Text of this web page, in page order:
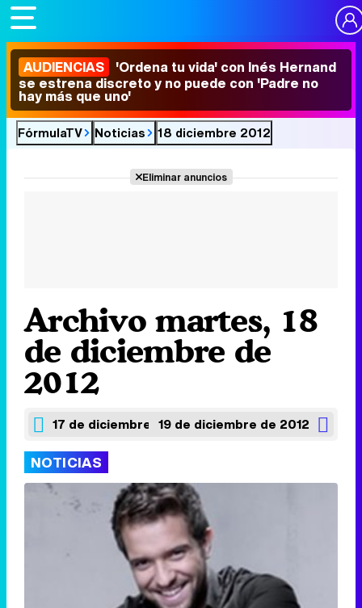
AUDIENCIAS 'Ordena tu vida' con Inés Hernand
se estrena discreto y no puede con 'Padre no
hay más que uno'
FórmulaTV Noticias 18 diciembre 2012
Eliminar anuncios
Archivo martes, 18
de diciembre de
2012
17 de diciembre de 201219 de diciembre de 2012
NOTICIAS